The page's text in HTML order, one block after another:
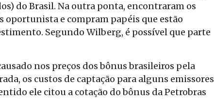
do Brasil. Na outra ponta, encontraram os
oportunista e compram papéis que estão
Segundo Wilberg, é possível que parte
nos preços dos bônus brasileiros pela
os custos de captação para alguns emissores
ele citou a cotação do bônus da Petrobras